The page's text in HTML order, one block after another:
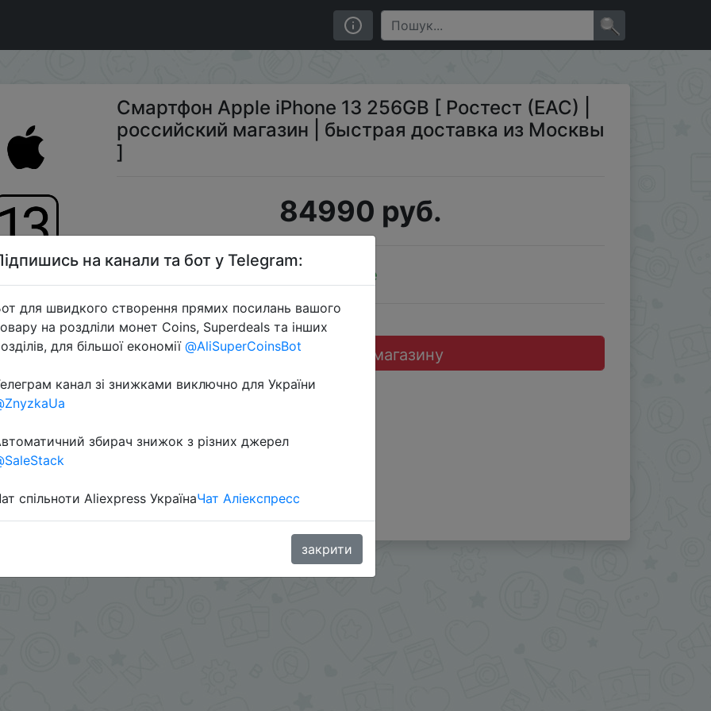
Ростест (ЕАС) | российский магазин | быстрая доставка из Москвы ]
Смартфон Apple iPhone 13 256GB [ Ростест (ЕАС) |
российский магазин | быстрая доставка из Москвы
]
84990 руб.
Sale
Перейти до магазину
на канали та бот у Telegram:
для швидкого створення прямих посилань вашого
на роздліли монет Coins, Superdeals та інших
для більшої економії @AliSuperCoinsBot
канал зі знижками виключно для України
збирач знижок з різних джерел
спільноти Aliexpress УкраїнаЧат Аліекспресс
закрити